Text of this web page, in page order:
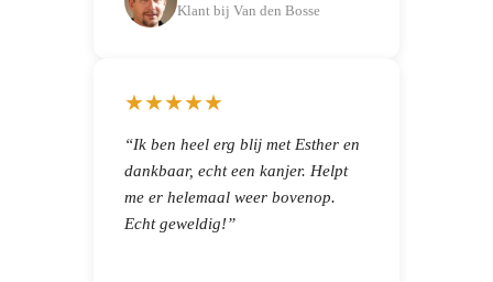
Klant bij Van den Bosse
★★★★★
“Ik ben heel erg blij met Esther en
dankbaar, echt een kanjer. Helpt
me er helemaal weer bovenop.
Echt geweldig!”